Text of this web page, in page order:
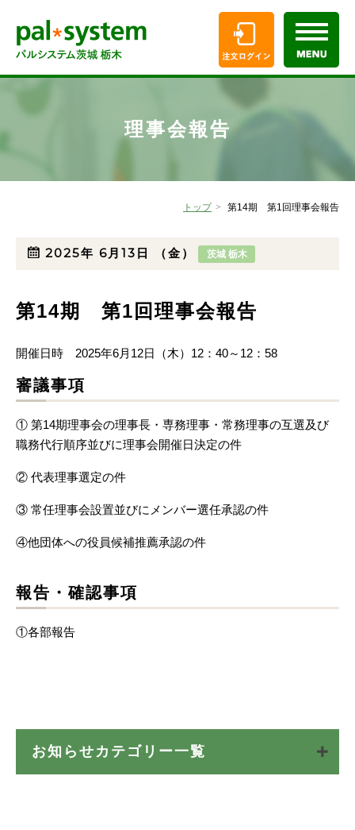
理事会報告
トップ 第14期 第1回理事会報告
2025年 6月13日 （金） 茨城 栃木
第14期 第1回理事会報告
開催日時 2025年6月12日（木）12：40～12：58
審議事項
① 第14期理事会の理事長・専務理事・常務理事の互選及び
職務代行順序並びに理事会開催日決定の件
② 代表理事選定の件
③ 常任理事会設置並びにメンバー選任承認の件
④他団体への役員候補推薦承認の件
報告・確認事項
①各部報告
お知らせカテゴリー一覧